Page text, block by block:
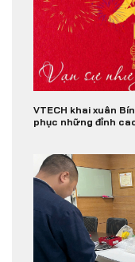
VTECH khai xuân
phục những đỉnh